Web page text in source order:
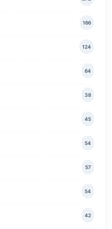
166
124
64
38
45
54
57
54
42